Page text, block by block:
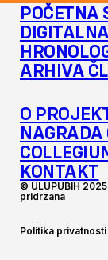
POČETNA
ARHIVA
O
KONTAKT
© ULUPUBIH 2025
pridrzana
Politika privatnosti